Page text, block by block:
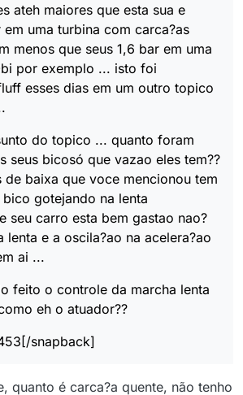
ateh maiores que esta sua e
uma turbina com carca?as
menos que seus 1,6 bar em uma
por exemplo ... isto foi
esses dias em um outro topico
do topico ... quanto foram
seus bicosó que vazao eles tem??
de baixa que voce mencionou tem
gotejando na lenta
seu carro esta bem gastao nao?
lenta e a oscila?ao na acelera?ao
ai ...
feito o controle da marcha lenta
eh o atuador??
snapback]
quanto é carca?a quente, não tenho